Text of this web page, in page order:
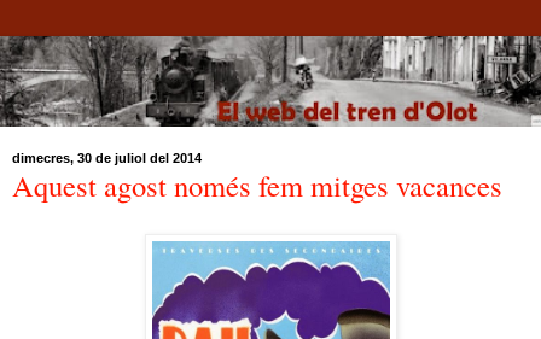
dimecres, 30 de juliol del 2014
Aquest agost només fem mitges vacances